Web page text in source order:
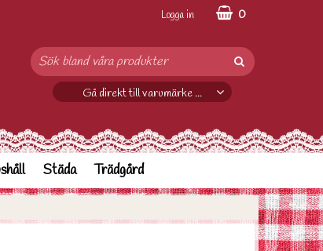
Logga in 0
Gå direkt till varumärke ...
Städa Trädgård